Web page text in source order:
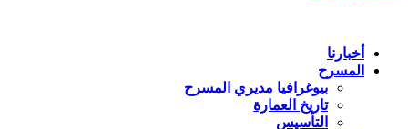
أخبارنا
المسرح
بيوغرافيا مديري المسرح
تاريخ العمارة
التأسيس